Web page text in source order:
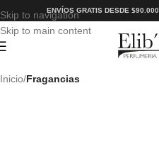
Skip to navigation
Skip to main content
ENVÍOS GRATIS DESDE $90.000
Inicio Fragancias